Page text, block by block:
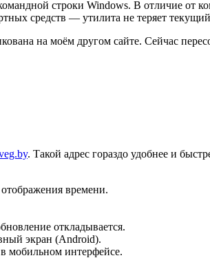
строки Windows. В отличие от
средств — утилита не теряет текущий
на моём другом сайте. Сейчас
. Такой адрес гораздо удобнее и
времени.
откладывается.
экран (Android).
мобильном интерфейсе.